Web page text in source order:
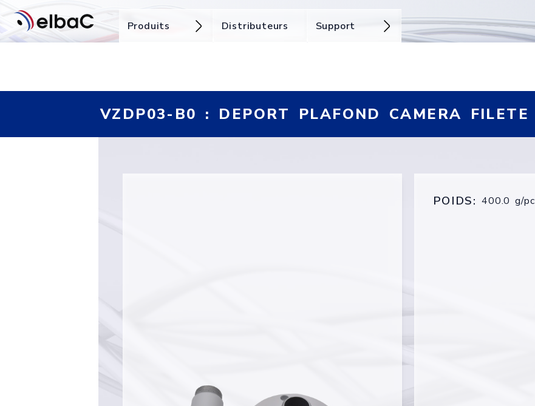
Produits Distributeurs Support
VZDP03-B0 : DEPORT PLAFOND CAMERA FILETE
POIDS: 400.0 g/pc